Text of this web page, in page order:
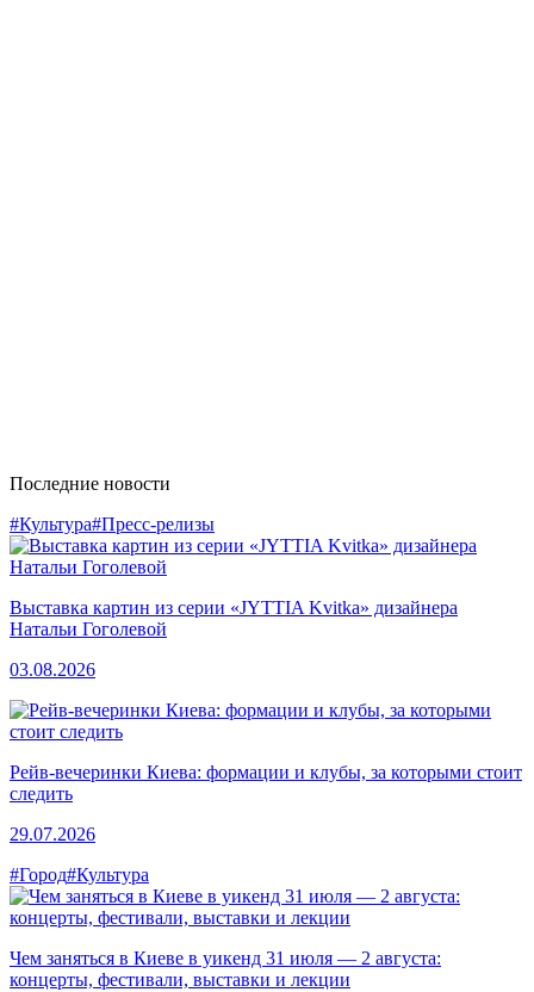
Последние новости
#Культура#Пресс-релизы
Выставка картин из серии «JYTTIA Kvitka» дизайнера
Натальи Гоголевой
03.08.2026
Рейв-вечеринки Киева: формации и клубы, за которыми стоит
следить
29.07.2026
#Город#Культура
Чем заняться в Киеве в уикенд 31 июля — 2 августа:
концерты, фестивали, выставки и лекции